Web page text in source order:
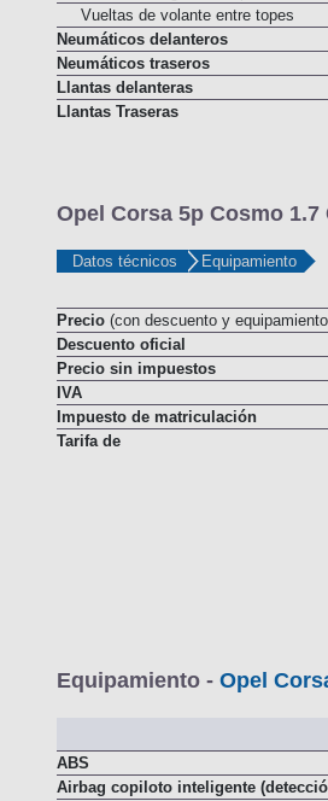
Diámetro de giro entre paredes
Vueltas de volante entre topes
Neumáticos delanteros
Neumáticos traseros
Llantas delanteras
Opel Corsa 5p Cosmo 1.7
Precio(con descuento y equipamiento
Descuento oficial
Precio sin impuestos
IVA
Impuesto de matriculación
Equipamiento - Opel
ABS